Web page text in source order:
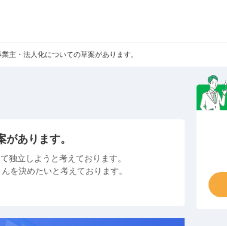
主・法人化についての草案があります。
あります。
独立しようと考えております。
を決めたいと考えております。